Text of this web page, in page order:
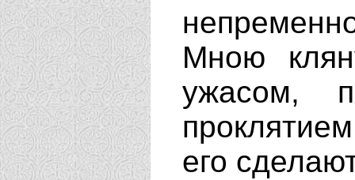
Мною
ужасом,
его